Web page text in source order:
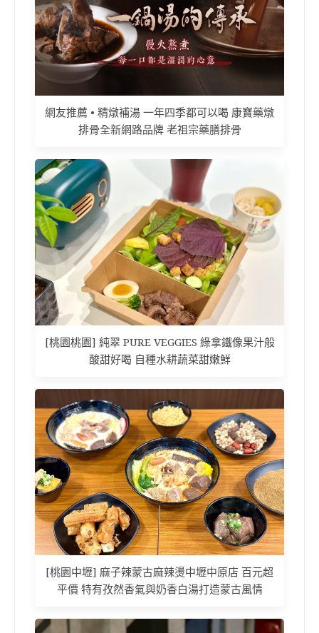
網友推薦 • 精燉補湯 一年四季都可以喝 康寶藥燉
排骨全新網路品牌 老祖宗藥膳排骨
[桃園桃園] 純翠 PURE VEGGIES 綠拿鐵像果汁般
酸甜好喝 自種水耕蔬菜甜嫩鮮
[桃園中壢] 麻子辣蒙古麻辣燙中壢中原店 百元超
平價 特有孜然香氣與奶香白湯打造蒙古風情